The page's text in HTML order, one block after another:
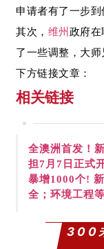
申请者有了一步到
其次， 维州政府
了一些调整，大
下方链接文章：
相关链接
全澳洲首发！
担7月7日正式
暴增1000个!
全；环境工程
300